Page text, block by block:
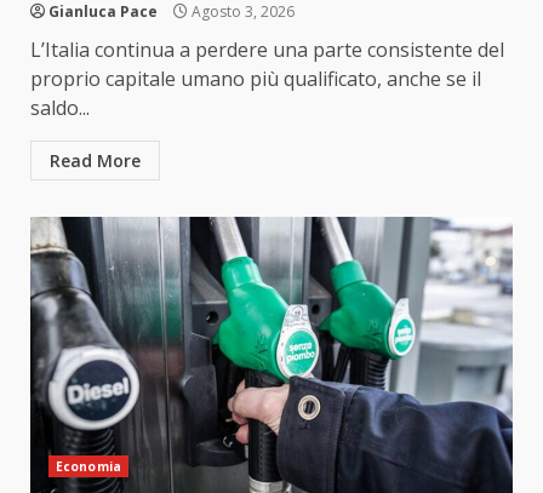
Gianluca Pace Agosto 3, 2026
L’Italia continua a perdere una parte consistente del
proprio capitale umano più qualificato, anche se il
saldo...
Read More
Economia